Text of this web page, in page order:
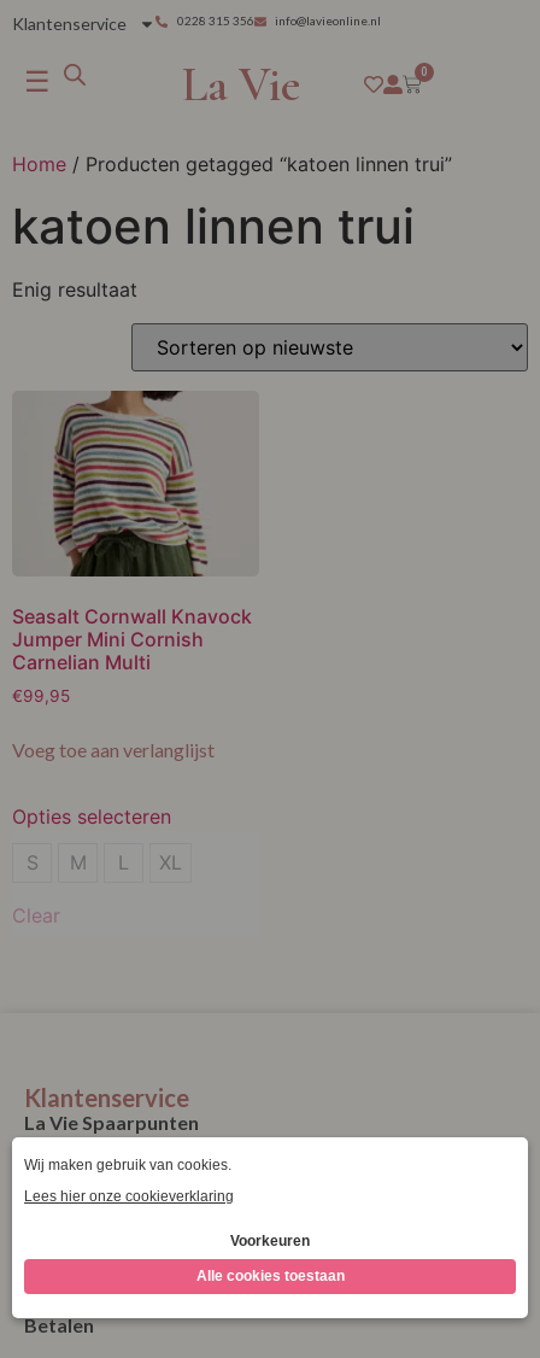
Klantenservice 0228 315 356 info@lavieonline.nl
☰ La Vie 0
Home / Producten getagged “katoen linnen trui”
katoen linnen trui
Enig resultaat
Seasalt Cornwall Knavock
Jumper Mini Cornish
Carnelian Multi
€99,95
Voeg toe aan verlanglijst
Opties selecteren
S
M
S M L XL
Clear
Klantenservice
La Vie Spaarpunten
Verzending & Levering
Betalen